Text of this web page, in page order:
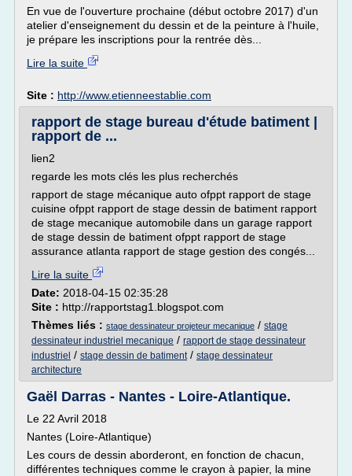
En vue de l'ouverture prochaine (début octobre 2017) d'un
atelier d'enseignement du dessin et de la peinture à l'huile,
je prépare les inscriptions pour la rentrée dès...
Lire la suite
Site : http://www.etienneestablie.com
rapport de stage bureau d'étude batiment |
rapport de ...
lien2
regarde les mots clés les plus recherchés
rapport de stage mécanique auto ofppt rapport de stage
cuisine ofppt rapport de stage dessin de batiment rapport
de stage mecanique automobile dans un garage rapport
de stage dessin de batiment ofppt rapport de stage
assurance atlanta rapport de stage gestion des congés...
Lire la suite
Date: 2018-04-15 02:35:28
Site : http://rapportstag1.blogspot.com
Thèmes liés : stage dessinateur projeteur mecanique / stage
dessinateur industriel mecanique / rapport de stage dessinateur
industriel / stage dessin de batiment/ stage dessinateur
architecture
Gaël Darras - Nantes - Loire-Atlantique.
Le 22 Avril 2018
Nantes (Loire-Atlantique)
Les cours de dessin aborderont, en fonction de chacun,
différentes techniques comme le crayon à papier, la mine